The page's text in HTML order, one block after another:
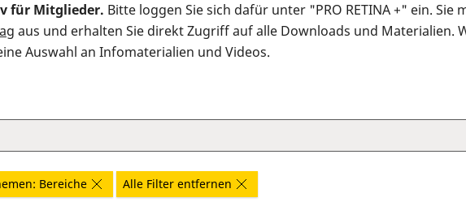
für Mitglieder. Bitte loggen Sie sich dafür unter "PRO RETINA +" ein. Sie
aus und erhalten Sie direkt Zugriff auf alle Downloads und Materialien.
Auswahl an Infomaterialien und Videos.
Bereiche Alle Filter entfernen